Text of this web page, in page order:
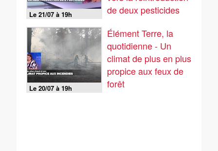
Le 21/07 à 19h
de deux pesticides
Le 20/07 à 19h
Élément Terre, la
quotidienne - Un
climat de plus en plus
propice aux feux de
forêt